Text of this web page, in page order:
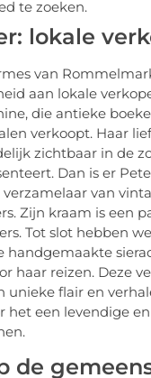
te zoeken.
lokale
van
aan lokale
die antieke
verkoopt. Haar
zichtbaar in de
Dan is er
verzamelaar van
Zijn kraam is een
Tot slot hebben
handgemaakte
haar reizen. Deze
unieke flair en
het een levendige
de